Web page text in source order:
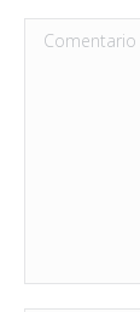
Comentario